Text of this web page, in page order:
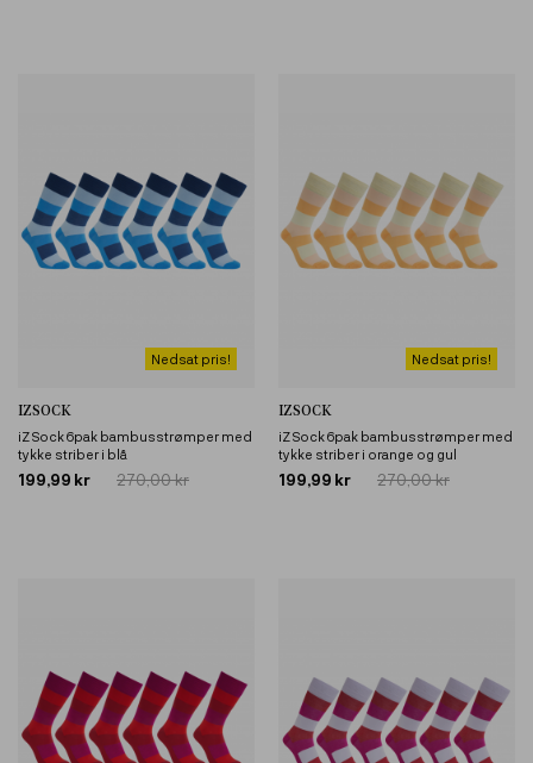
Nedsat pris!
IZSOCK
iZ Sock 6pak bambusstrømper med
tykke striber i blå
199,99 kr 270,00 kr
Nedsat pris!
IZSOCK
iZ Sock 6pak bambusstrømper med
tykke striber i orange og gul
199,99 kr 270,00 kr